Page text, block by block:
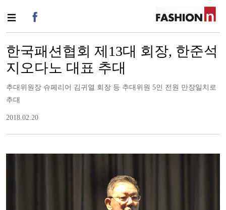
한국패션협회 제13대 회장, 한준석
지오다노 대표 추대
추대위원장 슈페리어 김귀열 회장 등 추대위원 5인 전원 만장일치로
추대
2018.02.20